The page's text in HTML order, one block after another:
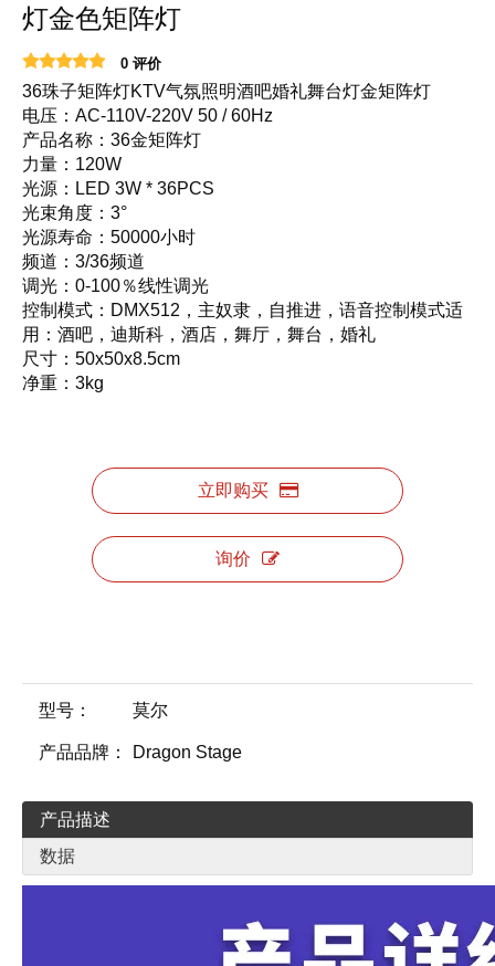
灯金色矩阵灯
0 评价
36珠子矩阵灯KTV气氛照明酒吧婚礼舞台灯金矩阵灯
电压：AC-110V-220V 50 / 60Hz
产品名称：36金矩阵灯
力量：120W
光源：LED 3W * 36PCS
光束角度：3°
光源寿命：50000小时
频道：3/36频道
调光：0-100％线性调光
控制模式：DMX512，主奴隶，自推进，语音控制模式适
用：酒吧，迪斯科，酒店，舞厅，舞台，婚礼
尺寸：50x50x8.5cm
净重：3kg
立即购买
询价
型号： 莫尔
产品品牌： Dragon Stage
产品描述
数据